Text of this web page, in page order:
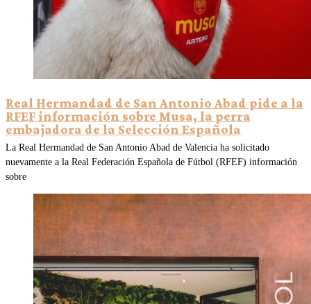
Real Hermandad de San Antonio Abad pide a la
RFEF información sobre Musa, la perra
embajadora de la Selección Española
La Real Hermandad de San Antonio Abad de Valencia ha solicitado
nuevamente a la Real Federación Española de Fútbol (RFEF) información
sobre